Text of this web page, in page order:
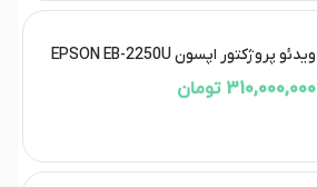
ویدئو پروژکتور اپسون EPSON EB-2250U
310,000,000 تومان